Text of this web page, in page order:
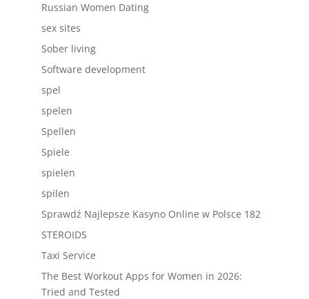
Russian Women Dating
sex sites
Sober living
Software development
spel
spelen
Spellen
Spiele
spielen
spilen
Sprawdź Najlepsze Kasyno Online w Polsce 182
STEROIDS
Taxi Service
The Best Workout Apps for Women in 2026:
Tried and Tested